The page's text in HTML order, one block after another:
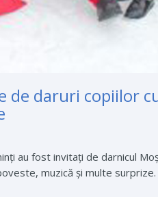
de daruri copiilor
au fost invitați de darnicul
muzică și multe surprize.